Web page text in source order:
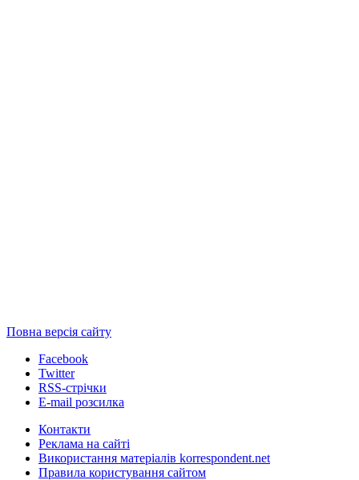
Повна версія сайту
Facebook
Twitter
RSS-стрічки
E-mail розсилка
Контакти
Реклама на сайті
Використання матеріалів korrespondent.net
Правила користування сайтом